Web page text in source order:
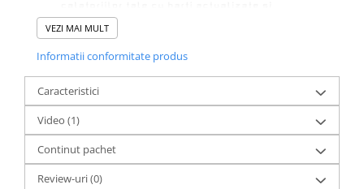
VEZI MAI MULT
Informatii conformitate produs
Caracteristici
Video (1)
Continut pachet
Review-uri(0)